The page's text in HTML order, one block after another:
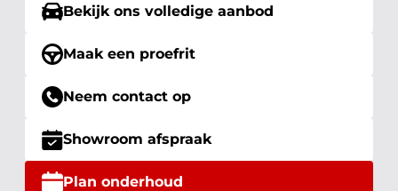
Bekijk ons volledige aanbod
Maak een proefrit
Neem contact op
Showroom afspraak
Plan onderhoud